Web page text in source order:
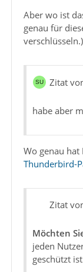
Aber wo ist
genau für
Zitat
habe aber
Wo genau
Thunderbird-
Zitat
Möchten
jeden
geschützt